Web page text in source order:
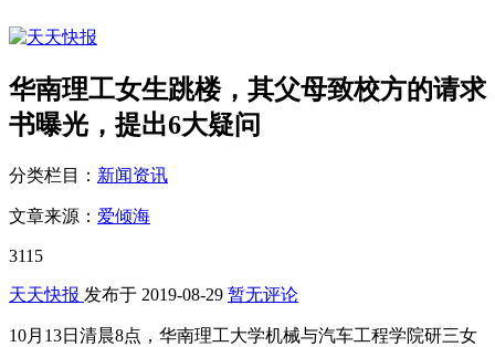
华南理工女生跳楼，其父母致校方的请求
书曝光，提出6大疑问
分类栏目： 新闻资讯
文章来源： 爱倾海
3115
天天快报 发布于 2019-08-29 暂无评论
10月13日清晨8点，华南理工大学机械与汽车工程学院研三女